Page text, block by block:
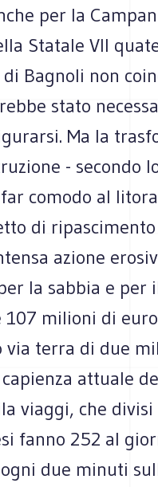
per la
Statale VII
Bagnoli non
stato
Ma la
- secondo
comodo al
di
azione
la sabbia e
107 milioni di
via terra di due
attuale
viaggi, che
fanno 252 al
due minuti